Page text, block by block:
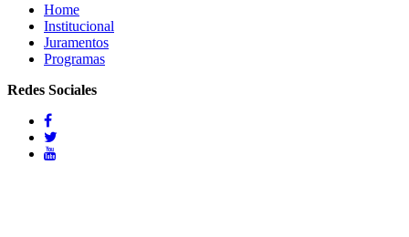
Home
Institucional
Juramentos
Programas
Redes Sociales